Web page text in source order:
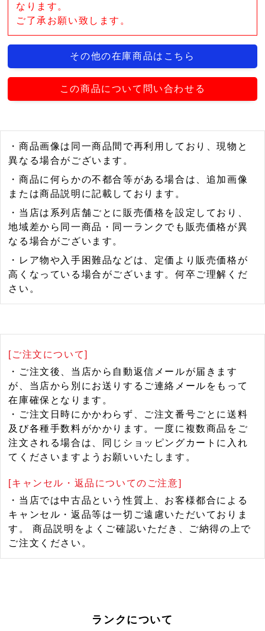
なります。
ご了承お願い致します。
その他の在庫商品はこちら
この商品について問い合わせる
・商品画像は同一商品間で再利用しており、現物と
異なる場合がございます。
・商品に何らかの不都合等がある場合は、追加画像
または商品説明に記載しております。
・当店は系列店舗ごとに販売価格を設定しており、
地域差から同一商品・同一ランクでも販売価格が異
なる場合がございます。
・レア物や入手困難品などは、定価より販売価格が
高くなっている場合がございます。何卒ご理解くだ
さい。
[ご注文について]
・ご注文後、当店から自動返信メールが届きます
が、当店から別にお送りするご連絡メールをもって
在庫確保となります。
・ご注文日時にかかわらず、ご注文番号ごとに送料
及び各種手数料がかかります。一度に複数商品をご
注文される場合は、同じショッピングカートに入れ
てくださいますようお願いいたします。
[キャンセル・返品についてのご注意]
・当店では中古品という性質上、お客様都合による
キャンセル・返品等は一切ご遠慮いただいておりま
す。 商品説明をよくご確認いただき、ご納得の上で
ご注文ください。
ランクについて